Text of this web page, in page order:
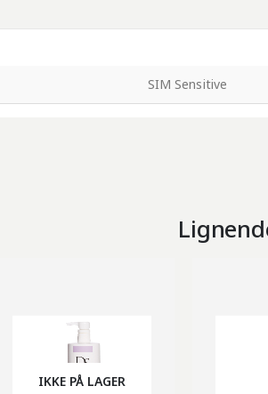
SIM Sensitive
IKKE PÅ LAGER